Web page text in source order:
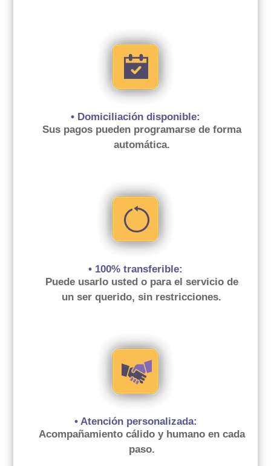
• Domiciliación disponible:
Sus pagos pueden programarse de forma
automática.
• 100% transferible:
Puede usarlo usted o para el servicio de
un ser querido, sin restricciones.
• Atención personalizada:
Acompañamiento cálido y humano en cada
paso.